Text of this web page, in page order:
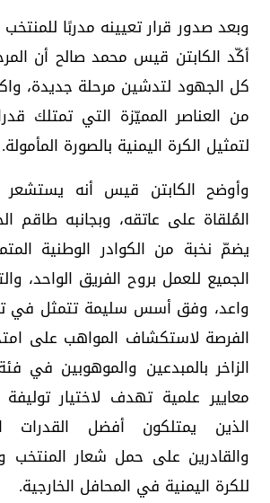
وبعد صدور قرار تعيينه مدربًا للمنتخب
أكّد الكابتن قيس محمد صالح أن
كل الجهود لتدشين مرحلة جديدة،
من العناصر المميّزة التي تمتلك
لتمثيل الكرة اليمنية بالصورة المأمولة.
وأوضح الكابتن قيس أنه يستشعر
المُلقاة على عاتقه، وبجانبه طاقم
يضمّ نخبة من الكوادر الوطنية
الجميع للعمل بروح الفريق الواحد،
واعد، وفق أسس سليمة تتمثل في
الفرصة لاستكشاف المواهب على
الزاخر بالمبدعين والموهوبين في
معايير علمية تهدف لاختيار توليفة
الذين يمتلكون أفضل القدرات
والقادرين على حمل شعار المنتخب
للكرة اليمنية في المحافل الخارجية.